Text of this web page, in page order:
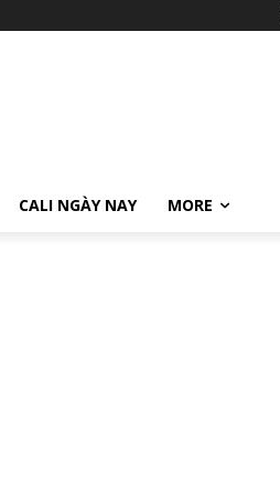
CALI NGÀY NAY MORE